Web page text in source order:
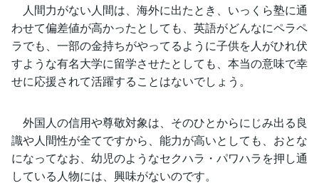
人間力がない人間は、海外に出たとき、いっくら塾に通
わせて偏差値が高かったとしても、英語がどんなにペラペ
ラでも、一部の金持ちがやってるように子供を人がひれ伏
すような有名大学に留学させたとしても、本当の意味で幸
せに応援されて活躍することはないでしょう。
外国人の信用や尊敬対象は、そのひとからにじみ出る良
識や人間性が全てですから、能力が高いとしても、おとな
になってなお、幼児のようなセクハラ・パワハラを押し通
している人物には、興味がないのです。